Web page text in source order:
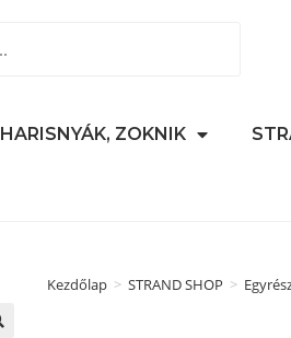
HARISNYÁK, ZOKNIK
Kezdőlap > STRAND SHOP >